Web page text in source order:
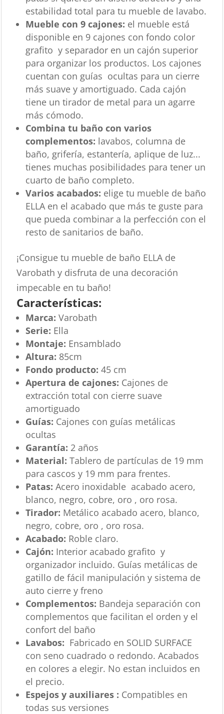
estabilidad total para tu mueble de lavabo.
Mueble con 9 cajones: el mueble está
disponible en 9 cajones con fondo color
grafito y separador en un cajón superior
para organizar los productos. Los cajones
cuentan con guías ocultas para un cierre
más suave y amortiguado. Cada cajón
tiene un tirador de metal para un agarre
más cómodo.
Combina tu baño con varios
complementos: lavabos, columna de
baño, grifería, estantería, aplique de luz...
tienes muchas posibilidades para tener un
cuarto de baño completo.
Varios acabados: elige tu mueble de baño
ELLA en el acabado que más te guste para
que pueda combinar a la perfección con el
resto de sanitarios de baño.
¡Consigue tu mueble de baño ELLA de
Varobath y disfruta de una decoración
impecable en tu baño!
Características:
Marca: Varobath
Serie: Ella
Montaje: Ensamblado
Altura: 85cm
Fondo producto: 45 cm
Apertura de cajones: Cajones de
extracción total con cierre suave
amortiguado
Guías: Cajones con guías metálicas
ocultas
Garantía: 2 años
Material:Tablero de partículas de 19 mm
para cascos y 19 mm para frentes.
Patas:Acero inoxidable acabado acero,
blanco, negro, cobre, oro , oro rosa.
Tirador: Metálico acabado acero, blanco,
negro, cobre, oro , oro rosa.
Acabado: Roble claro.
Cajón: Interior acabado grafito y
organizador incluido. Guías metálicas de
gatillo de fácil manipulación y sistema de
auto cierre y freno
Complementos: Bandeja separación con
complementos que facilitan el orden y el
confort del baño
Lavabos: Fabricado en SOLID SURFACE
con seno cuadrado o redondo. Acabados
en colores a elegir. No estan incluidos en
el precio.
Espejos y auxiliares : Compatibles en
todas sus versiones